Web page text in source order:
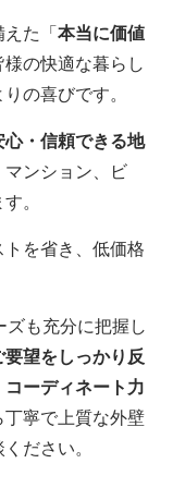
えた「本当に価値
様の快適な暮らし
の喜びです。
心・信頼できる地
マンション、ビ
。
を省き、低価格
ズも充分に把握し
望をしっかり反
ーディネート力
丁寧で上質な外壁
ださい。